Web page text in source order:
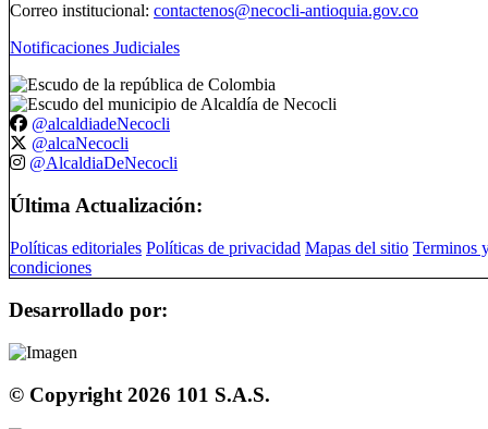
Correo institucional: contactenos@necocli-antioquia.gov.co
Notificaciones Judiciales
@alcaldiadeNecocli
@alcaNecocli
@AlcaldiaDeNecocli
Última Actualización:
Políticas editoriales Políticas de privacidad Mapas del sitio Terminos
condiciones
Desarrollado por:
© Copyright 2026 101 S.A.S.